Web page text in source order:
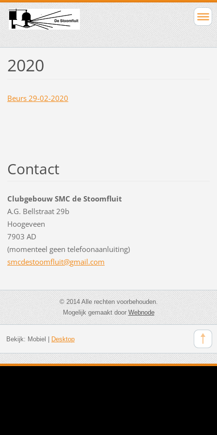
2020
Beurs 29-02-2020
Contact
Clubgebouw SMC de Stoomfluit
A.G. Bellstraat 29b
Hoogeveen
7903 AD
(momenteel geen telefoonaanluiting)
smcdestoomfluit@gmail.com
© 2014 Alle rechten voorbehouden.
Mogelijk gemaakt doorWebnode
Bekijk: Mobiel Desktop